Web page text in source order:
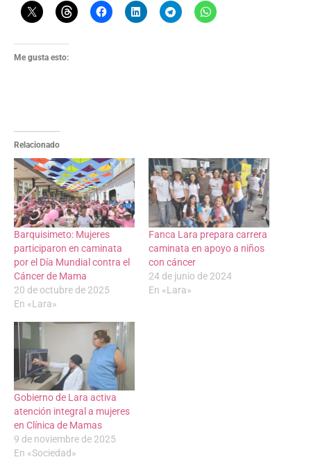
Me gusta esto:
Relacionado
Barquisimeto: Mujeres
participaron en caminata
por el Día Mundial contra el
Cáncer de Mama
20 de octubre de 2025
En «Lara»
Fanca Lara prepara carrera
caminata en apoyo a niños
con cáncer
24 de junio de 2024
En «Lara»
Gobierno de Lara activa
atención integral a mujeres
en Clínica de Mamas
9 de noviembre de 2025
En «Sociedad»